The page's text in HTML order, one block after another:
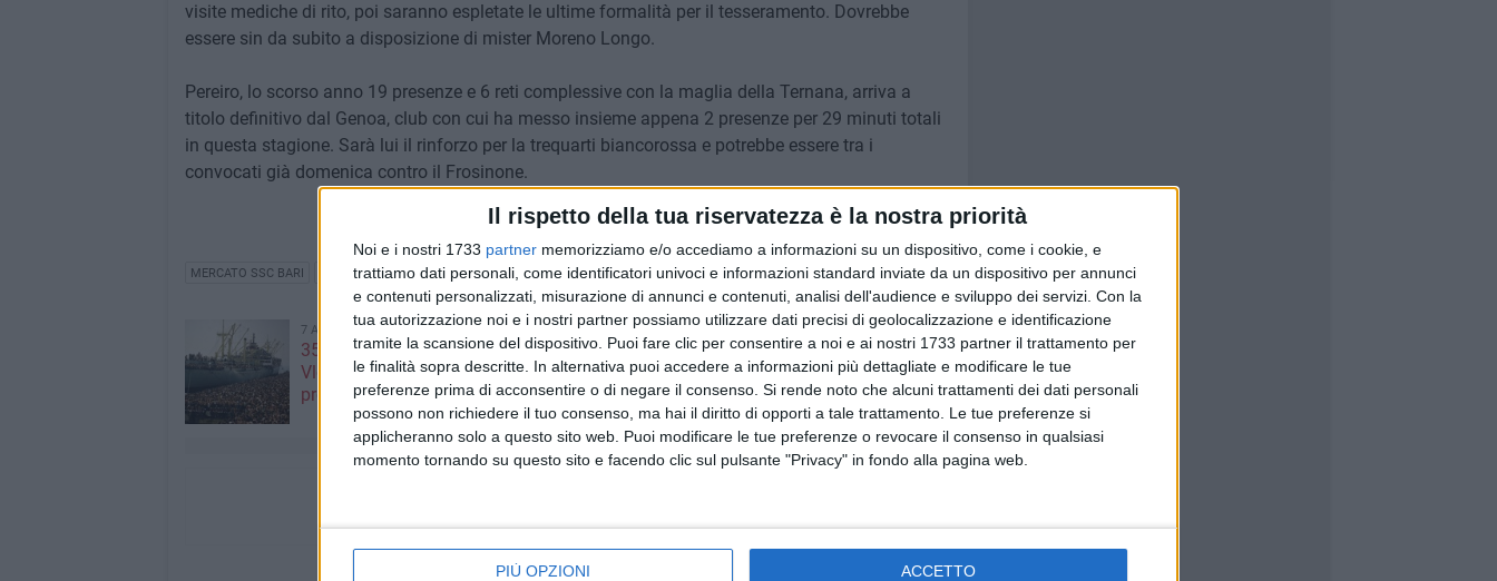
Il rispetto della tua riservatezza è la nostra priorità
Noi e i nostri 1733 partner memorizziamo e/o accediamo a informazioni su un dispositivo, come i cookie, e
trattiamo dati personali, come identificatori univoci e informazioni standard inviate da un dispositivo per annunci
e contenuti personalizzati, misurazione di annunci e contenuti, analisi dell'audience e sviluppo dei servizi. Con la
tua autorizzazione noi e i nostri partner possiamo utilizzare dati precisi di geolocalizzazione e identificazione
tramite la scansione del dispositivo. Puoi fare clic per consentire a noi e ai nostri 1733 partner il trattamento per
le finalità sopra descritte. In alternativa puoi accedere a informazioni più dettagliate e modificare le tue
preferenze prima di acconsentire o di negare il consenso. Si rende noto che alcuni trattamenti dei dati personali
possono non richiedere il tuo consenso, ma hai il diritto di opporti a tale trattamento. Le tue preferenze si
applicheranno solo a questo sito web. Puoi modificare le tue preferenze o revocare il consenso in qualsiasi
momento tornando su questo sito e facendo clic sul pulsante "Privacy" in fondo alla pagina web.
PIÙ OPZIONI ACCETTO
visite mediche di rito, poi saranno espletate le ultime formalità per il tesseramento. Dovrebbe
essere sin da subito a disposizione di mister Moreno Longo.
Pereiro, lo scorso anno 19 presenze e 6 reti complessive con la maglia della Ternana, arriva a
titolo definitivo dal Genoa, club con cui ha messo insieme appena 2 presenze per 29 minuti totali
in questa stagione. Sarà lui il rinforzo per la trequarti biancorossa e potrebbe essere tra i
convocati già domenica contro il Frosinone.
MERCATO SSC BARI GASTON PEREIRO
7 AGOSTO 2026
35^ anniversario dell’arrivo della
Vlora nel porto di Bari: il
programma degli appuntamenti
7 AGOSTO 2026
Mercato Bari, Verreth all'addio